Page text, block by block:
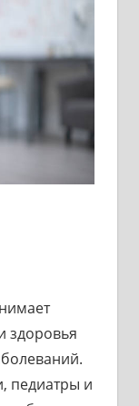
здоровья
педиатры и